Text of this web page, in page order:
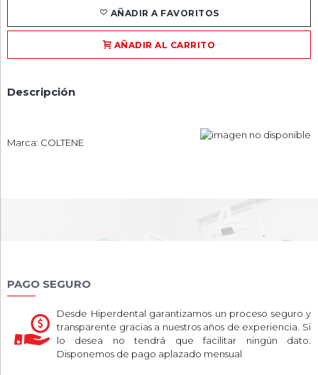
AÑADIR A FAVORITOS
AÑADIR AL CARRITO
Descripción
Marca: COLTENE
PAGO SEGURO
Desde Hiperdental garantizamos un proceso seguro y
transparente gracias a nuestros años de experiencia. Si
lo desea no tendrá que facilitar ningún dato.
Disponemos de pago aplazado mensual